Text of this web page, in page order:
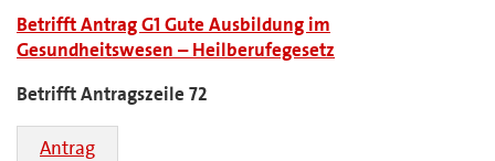
Betrifft Antrag G1 Gute Ausbildung im
Gesundheitswesen – Heilberufegesetz
Betrifft Antragszeile 72
Antrag